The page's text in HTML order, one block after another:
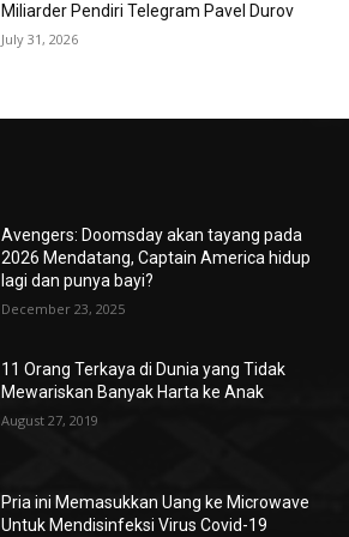
Miliarder Pendiri Telegram Pavel Durov
July 31, 2026
Avengers: Doomsday akan tayang pada
2026 Mendatang, Captain America hidup
lagi dan punya bayi?
December 23, 2025
11 Orang Terkaya di Dunia yang Tidak
Mewariskan Banyak Harta ke Anak
August 27, 2019
Pria ini Memasukkan Uang ke Microwave
Untuk Mendisinfeksi Virus Covid-19